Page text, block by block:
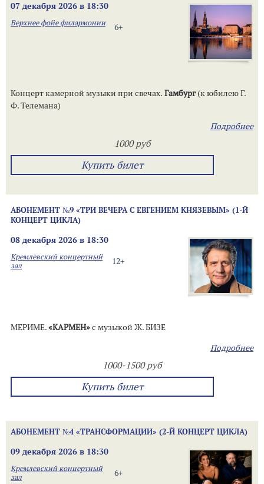
07 декабря 2026 в 18:30
6+
Верхнее фойе филармонии
Концерт камерной музыки при свечах. Гамбург(к юбилею Г.
Ф. Телемана)
Подробнее
1000 руб
Купить билет
АБОНЕМЕНТ №9 «ТРИ ВЕЧЕРА С ЕВГЕНИЕМ КНЯЗЕВЫМ» (1-Й
КОНЦЕРТ ЦИКЛА)
08 декабря 2026 в 18:30
12+
Кремлевский концертный
зал
МЕРИМЕ.«КАРМЕН»с музыкой Ж. БИЗЕ
Подробнее
1000-1500 руб
Купить билет
АБОНЕМЕНТ №4 «ТРАНСФОРМАЦИИ» (2-Й КОНЦЕРТ ЦИКЛА)
09 декабря 2026 в 18:30
6+
Кремлевский концертный
зал